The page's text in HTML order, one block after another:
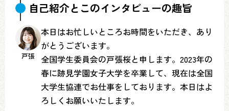
自己紹介とこのインタビューの趣旨
戸張
本日はお忙しいところお時間をいただき、あり
がとうございます。
全国学生委員会の戸張桜と申します。2023年の
春に跡見学園女子大学を卒業して、現在は全国
大学生協連でお仕事をしております。本日はよ
ろしくお願いいたします。